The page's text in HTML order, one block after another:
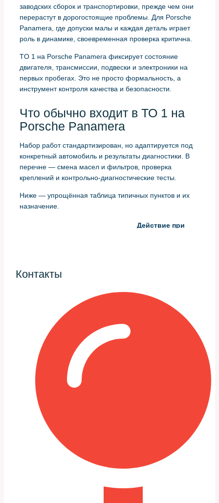
заводских сборок и транспортировки, прежде чем они
перерастут в дорогостоящие проблемы. Для Porsche
Panamera, где допуски малы и каждая деталь играет
роль в динамике, своевременная проверка критична.
TO 1 на Porsche Panamera фиксирует состояние
двигателя, трансмиссии, подвески и электроники на
первых пробегах. Это не просто формальность, а
инструмент контроля качества и безопасности.
Что обычно входит в ТО 1 на
Porsche Panamera
Набор работ стандартизирован, но адаптируется под
конкретный автомобиль и результаты диагностики. В
перечне — смена масел и фильтров, проверка
креплений и контрольно-диагностические тесты.
Ниже — упрощённая таблица типичных пунктов и их
назначение.
Действие при
масла и
жидкостей
Гидравлика,
охлаждение,
Доливка, промывка
Диагностика
электроники
Ошибки ECU,
адаптация
систем
Считать коды,
Осмотр
подвески и
Комфорт,
безопасность,
Пошаговый план работ при
первом ТО
Начинаю с визуального осмотра всей машины:
шланги. Чаще всего по внешним признакам можно
Контакты